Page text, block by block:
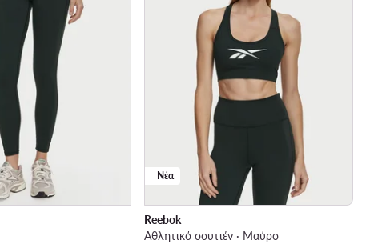
Νέα
Reebok
Αθλητικό σουτιέν · Μαύρο